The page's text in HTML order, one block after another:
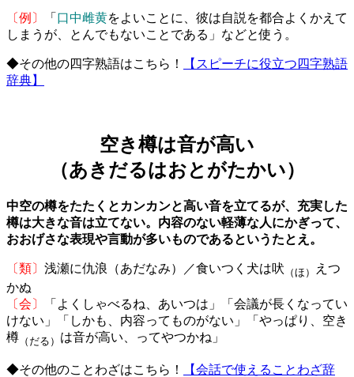
〔例〕 「 口中雌黄をよいことに、彼は自説を都合よくかえて
しまうが、とんでもないことである」などと使う。
◆その他の四字熟語はこちら！
【スピーチに役立つ四字熟語
辞典】
空き樽は音が高い
（あきだるはおとがたかい）
中空の樽をたたくとカンカンと高い音を立てるが、充実した
樽は大きな音は立てない。内容のない軽薄な人にかぎって、
おおげさな表現や言動が多いものであるというたとえ。
〔類〕 浅瀬に仇浪（あだなみ）／食いつく犬は吠 （ほ）
えつ
かぬ
〔会〕
「よくしゃべるね、あいつは」「会議が長くなってい
けない」「しかも、内容ってものがない」「やっぱり、空き
樽 （だる） は音が高い、ってやつかね」
◆その他のことわざはこちら！
【会話で使えることわざ辞